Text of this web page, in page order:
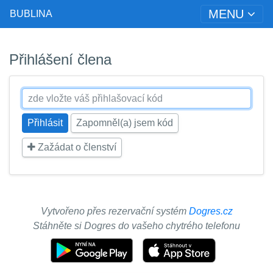
BUBLINA MENU
Přihlášení člena
Zapomněl(a) jsem kód
Zažádat o členství
Vytvořeno přes rezervační systém Dogres.cz
Stáhněte si Dogres do vašeho chytrého telefonu